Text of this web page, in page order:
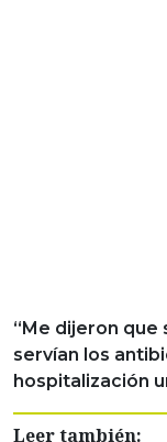
“Me dijeron que
servían los
hospitalización
Leer también: